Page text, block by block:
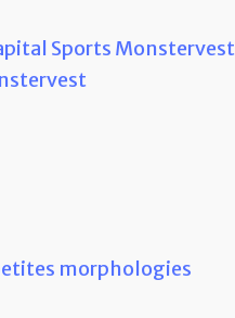
Sports Monstervest
morphologies